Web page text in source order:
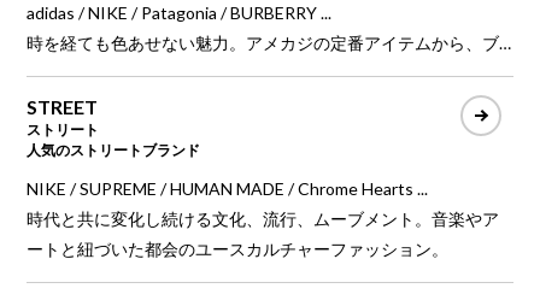
adidas / NIKE / Patagonia / BURBERRY ...
時を経ても色あせない魅力。アメカジの定番アイテムから、ブ
ランドアーカイブ、ラグジュアリーブランドまで、唯一無二の
ヴィンテージアイテム。
STREET
ストリート
人気のストリートブランド
NIKE / SUPREME / HUMAN MADE / Chrome Hearts ...
時代と共に変化し続ける文化、流行、ムーブメント。音楽やア
ートと紐づいた都会のユースカルチャーファッション。